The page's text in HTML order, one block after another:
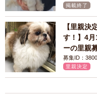
掲載終了
【里親決
す！】4
ーの里親
募集ID：
里親決定